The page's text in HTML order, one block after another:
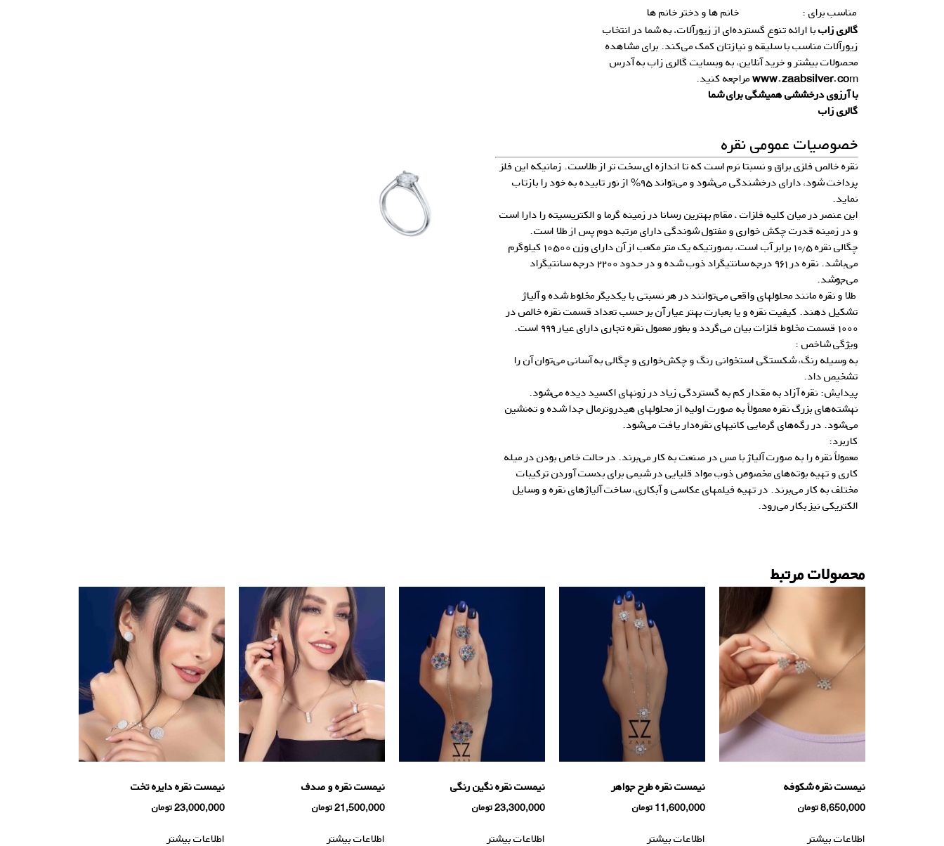
مناسب برای :
خانم ها و دختر خانم ها
گالری زاببا ارائه تنوع گسترده‌ای از زیورآلات، به شما در انتخاب
زیورآلات مناسب با سلیقه و نیازتان کمک می‌کند. برای مشاهده
محصولات بیشتر و خرید آنلاین، به وبسایت گالری زاب به آدرس
www.zaabsilver.com
مراجعه کنید.
با آرزوی درخششی همیشگی برای شما
گالری زاب
خصوصیات عمومی نقره
نقره خالص فلزی براق و نسبتا نرم است که تا اندازه ای سخت تر از طلاست. زمانیکه این فلز
پرداخت شود، دارای درخشندگی می‌شود و می‌تواند ۹۵% از نور تابیده به خود را بازتاب
نماید.
این عنصر در میان کلیه فلزات ، مقام بهترین رسانا در زمینه گرما و الکتریسیته را دارا است
و در زمینه قدرت چکش خواری و مفتول شوندگی دارای مرتبه دوم پس از طلا است.
چگالی نقره ۱۰٫۵ برابر آب است، بصورتیکه یک متر مکعب از آن دارای وزن ۱۰۵۰۰ کیلوگرم
می‌باشد. نقره در ۹۶۱ درجه سانتیگراد ذوب شده و در حدود ۲۲۰۰ درجه سانتیگراد
می‌جوشد.
طلا و نقره مانند محلولهای واقعی می‌توانند در هر نسبتی با یکدیگر مخلوط شده و آلیاژ
تشکیل دهند. کیفیت نقره و یا بعبارت بهتر عیار آن بر حسب تعداد قسمت نقره خالص در
۱۰۰۰ قسمت مخلوط فلزات بیان می‌گردد و بطور معمول نقره تجاری دارای عیار ۹۹۹ است.
ویژگی شاخص :
به وسیله رنگ، شکستگی استخوانی رنگ و چکش‌خواری و چگالی به آسانی می‌توان آن را
تشخیص داد.
پیدایش: نقره آزاد به مقدار کم به گستردگی زیاد در زونهای اکسید دیده می‌شود.
نهشته‌های بزرگ نقره معمولاً به صورت اولیه از محلولهای هیدروترمال جدا شده و ته‌‌نشین
می‌شود. در رگه‌های گرمایی کانیهای نقره‌دار یافت می‌شود.
کاربرد:
معمولاً نقره را به صورت آلیاژ با مس در صنعت به کار می‌برند. در حالت خاص بودن در میله
کاری و تهیه بوته‌های مخصوص ذوب مواد قلیایی در شیمی برای بدست آوردن ترکیبات
مختلف به کار می‌برند. در تهیه فیلمهای عکاسی و آبکاری، ساختآلیاژهای نقرهو وسایل
الکتریکی نیز بکار می‌رود.
محصولات مرتبط
نیمست نقره شکوفه
8,650,000تومان
اطلاعات بیشتر
نیمست نقره طرح جواهر
11,600,000 تومان
اطلاعات بیشتر
نیمست نقره نگین رنگی
23,300,000تومان
اطلاعات بیشتر
نیمست نقره و صدف
21,500,000تومان
اطلاعات بیشتر
نیمست نقره دایره تخت
23,000,000تومان
اطلاعات بیشتر